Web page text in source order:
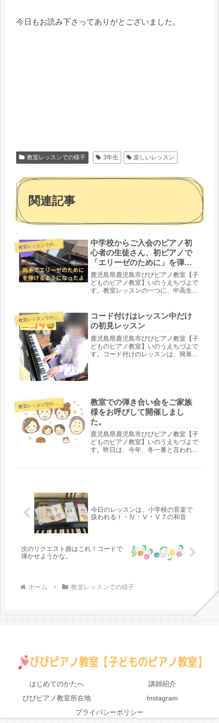
今日もお読み下さってありがとございました。
教室レッスンでの様子 3年生 楽しいレッスン
関連記事
教
室レッスンでの様子
中学校からご入会のピアノ初
心者の生徒さん、初ピアノで
「エリーゼのために」を弾き
ました
鹿児島県鹿児島市ぴぴピアノ教室【子
どものピアノ教室】いのうえちづよで
す。教室レッスンの一つに、中高生対
ンもできます。今日は、中学校2年生
からレッスン始めた生徒さんのご紹介
で...
教
室レッスンでの様子
コード付けはレッスン中だけ
の初見レッスン
鹿児島県鹿児島市ぴぴピアノ教室【子
どものピアノ教室】いのうえちづよで
す。コード付けのレッスンは、簡単な
教
室レッスンでの様子
教室での弾き合い会をご家族
様をお呼びして開催しまし
た。
鹿児島県鹿児島市ぴぴピアノ教室【子
どものピアノ教室】いのうえちづよで
す。昨日は、今年、冬一番と言われる
今日のレッスンは、小学校の音楽で
扱われるⅠ・Ⅳ・Ⅴ・Ⅴ７の和音
次のリクエスト曲はこれ！コードで
弾かせようかな。
ホーム 教室レッスンでの様子
はじめてのかたへ
講師紹介
ぴぴピアノ教室所在地
Instagram
プライバシーポリシー